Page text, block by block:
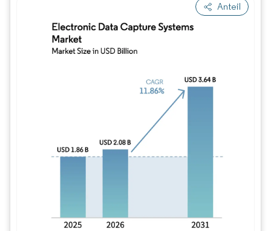
Anteil
Bild © Mordor Intelligence.